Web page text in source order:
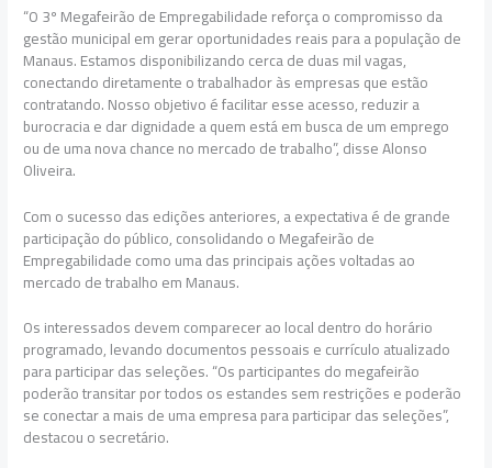
“O 3º Megafeirão de Empregabilidade reforça o compromisso da
gestão municipal em gerar oportunidades reais para a população de
Manaus. Estamos disponibilizando cerca de duas mil vagas,
conectando diretamente o trabalhador às empresas que estão
contratando. Nosso objetivo é facilitar esse acesso, reduzir a
burocracia e dar dignidade a quem está em busca de um emprego
ou de uma nova chance no mercado de trabalho”, disse Alonso
Oliveira.
Com o sucesso das edições anteriores, a expectativa é de grande
participação do público, consolidando o Megafeirão de
Empregabilidade como uma das principais ações voltadas ao
mercado de trabalho em Manaus.
Os interessados devem comparecer ao local dentro do horário
programado, levando documentos pessoais e currículo atualizado
para participar das seleções. “Os participantes do megafeirão
poderão transitar por todos os estandes sem restrições e poderão
se conectar a mais de uma empresa para participar das seleções”,
destacou o secretário.